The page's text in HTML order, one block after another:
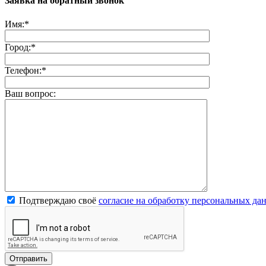
Имя:*
Город:*
Телефон:*
Ваш вопрос:
Подтверждаю своё согласие на обработку персональных